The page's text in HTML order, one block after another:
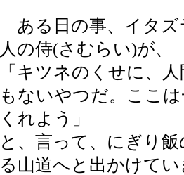
ある日の事、イタズ
人の侍(さむらい)が、
「キツネのくせに、
もないやつだ。ここ
くれよう」
と、言って、にぎり
る山道へと出かけて